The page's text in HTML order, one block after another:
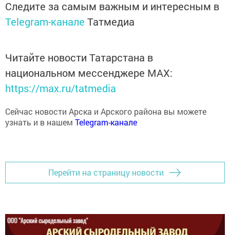
Telegram-каналеТатмедиа
Читайте новости Татарстана в
национальном мессенджере MАХ:
https://max.ru/tatmedia
узнать и в нашемTelegram-канале
Перейти на страницу новости